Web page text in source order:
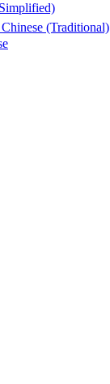
Chinese (Traditional)